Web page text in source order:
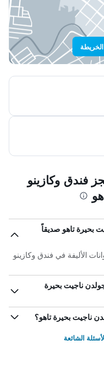
فندق وكازينو
بحيرة تاهو صديقاً
الأليفة في فندق وكازينو
ناجيت بحيرة
ناجيت بحيرة تاهو؟
الشائعة